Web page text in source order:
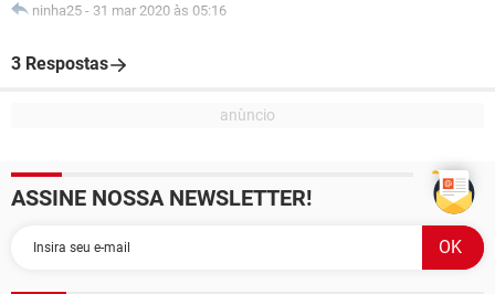
ninha25 - 31 mar 2020 às 05:16
3 Respostas
ASSINE NOSSA NEWSLETTER!